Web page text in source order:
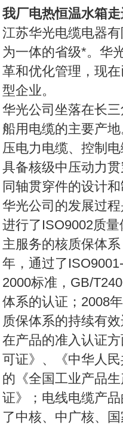
我厂电热恒温水箱
江苏华光电缆电器
为一体的省级*。华
革和优化管理，现
型企业。
华光公司坐落在长
船用电缆的主要产
压电力电缆、控制
具备核级中压动力
同轴贯穿件的设计
华光公司的发展过
进行了ISO9002质
主服务的核质保体
年，通过了
2000标准，GB/
体系的认证；2008
质保体系的持续有
在产品的准入认证
可证》、《中华人
的《全国工业产品
证》；电线电缆产
了中核、中广核、